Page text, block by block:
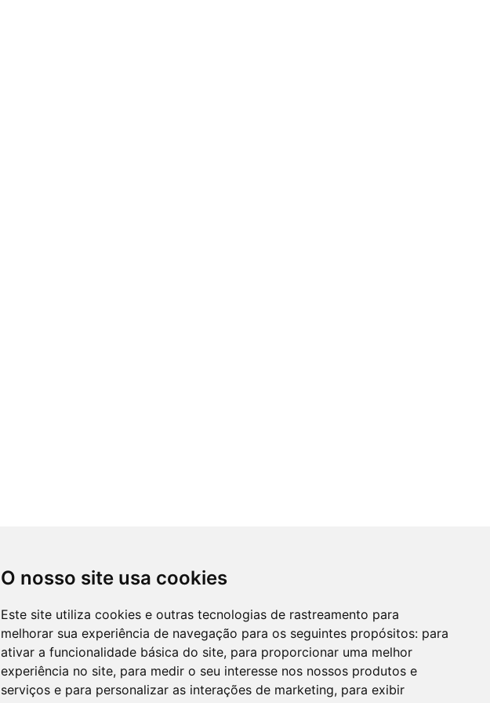
O nosso site usa cookies
Este site utiliza cookies e outras tecnologias de rastreamento para
melhorar sua experiência de navegação para os seguintes propósitos: para
ativar a funcionalidade básica do site, para proporcionar uma melhor
experiência no site, para medir o seu interesse nos nossos produtos e
serviços e para personalizar as interações de marketing, para exibir